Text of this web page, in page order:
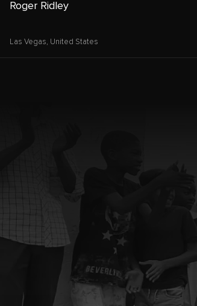
Roger Ridley
Las Vegas, United States